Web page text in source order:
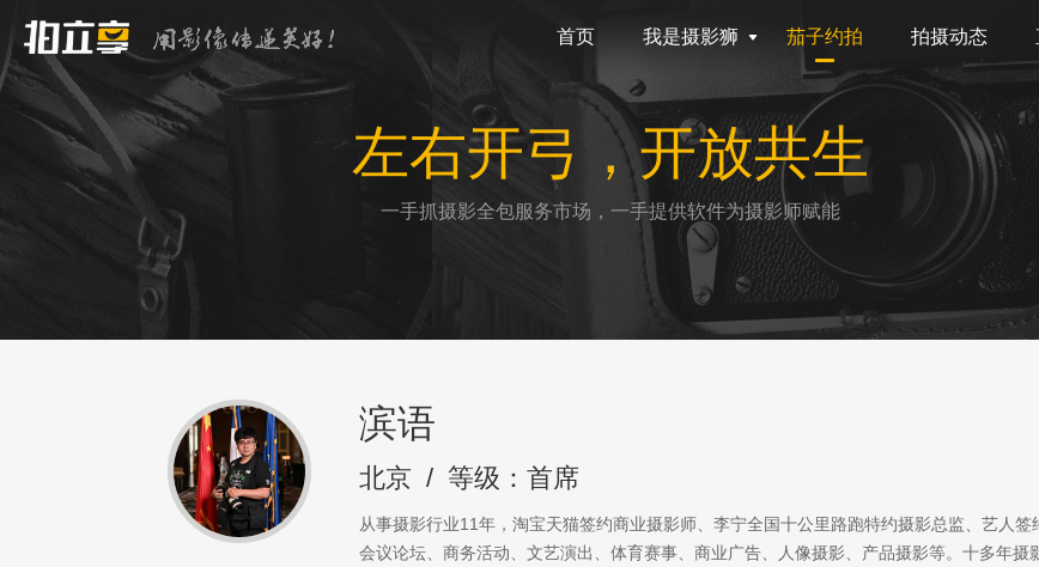
首页 我是摄影狮 茄子约拍 拍摄动态
左右开弓，开放共生
一手抓摄影全包服务市场，一手提供软件为摄影师赋能
滨语
北京 / 等级：首席
从事摄影行业11年，淘宝天猫签约商业摄影师、李宁全国十公里路跑特约摄影总监、艺人签
会议论坛、商务活动、文艺演出、体育赛事、商业广告、人像摄影、产品摄影等。十多年摄